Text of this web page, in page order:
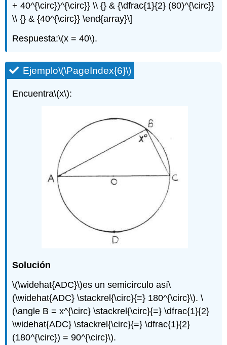
+ 40^{\circ})^{\circ}} \\ {} & {\dfrac{1}{2} (80)^{\circ}}
\\ {} & {40^{\circ}} \end{array}\]
Respuesta:\(x = 40\).
Ejemplo\(\PageIndex{6}\)
Encuentra\(x\):
Solución
\(\widehat{ADC}\)es un semicírculo así\
(\widehat{ADC} \stackrel{\circ}{=} 180^{\circ}\).\
(\angle B = x^{\circ} \stackrel{\circ}{=} \dfrac{1}{2}
\widehat{ADC} \stackrel{\circ}{=} \dfrac{1}{2}
(180^{\circ}) = 90^{\circ}\).